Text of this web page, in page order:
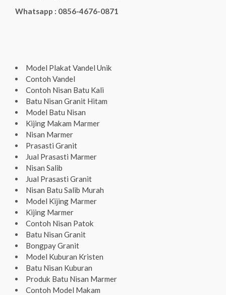
Whatsapp : 0856-4676-0871
Model Plakat Vandel Unik
Contoh Vandel
Contoh Nisan Batu Kali
Batu Nisan Granit Hitam
Model Batu Nisan
Kijing Makam Marmer
Nisan Marmer
Prasasti Granit
Jual Prasasti Marmer
Nisan Salib
Jual Prasasti Granit
Nisan Batu Salib Murah
Model Kijing Marmer
Kijing Marmer
Contoh Nisan Patok
Batu Nisan Granit
Bongpay Granit
Model Kuburan Kristen
Batu Nisan Kuburan
Produk Batu Nisan Marmer
Contoh Model Makam